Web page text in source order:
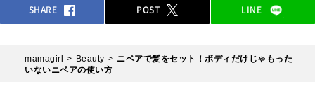
SHARE POST LINE
mamagirl Beauty
ニベアで髪をセット！ボディだけじゃもった
いないニベアの使い方